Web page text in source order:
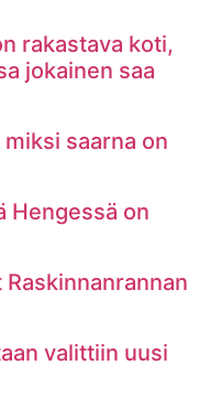
rakastava koti,
jokainen saa
saarna on
Hengessä on
valittiin uusi